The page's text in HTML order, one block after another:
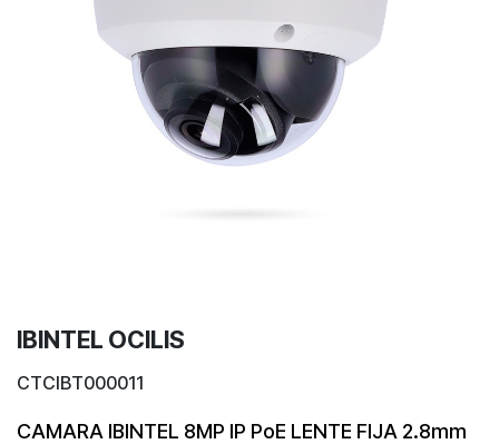
IBINTEL OCILIS
CTCIBT000011
CAMARA IBINTEL 8MP IP PoE LENTE FIJA 2.8mm